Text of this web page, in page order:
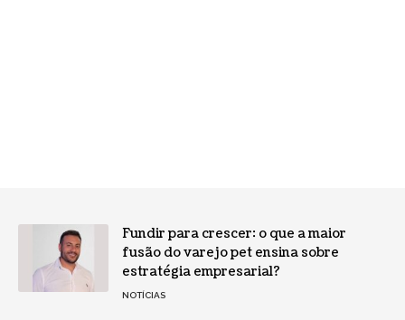
Fundir para crescer: o que a maior
fusão do varejo pet ensina sobre
estratégia empresarial?
NOTÍCIAS